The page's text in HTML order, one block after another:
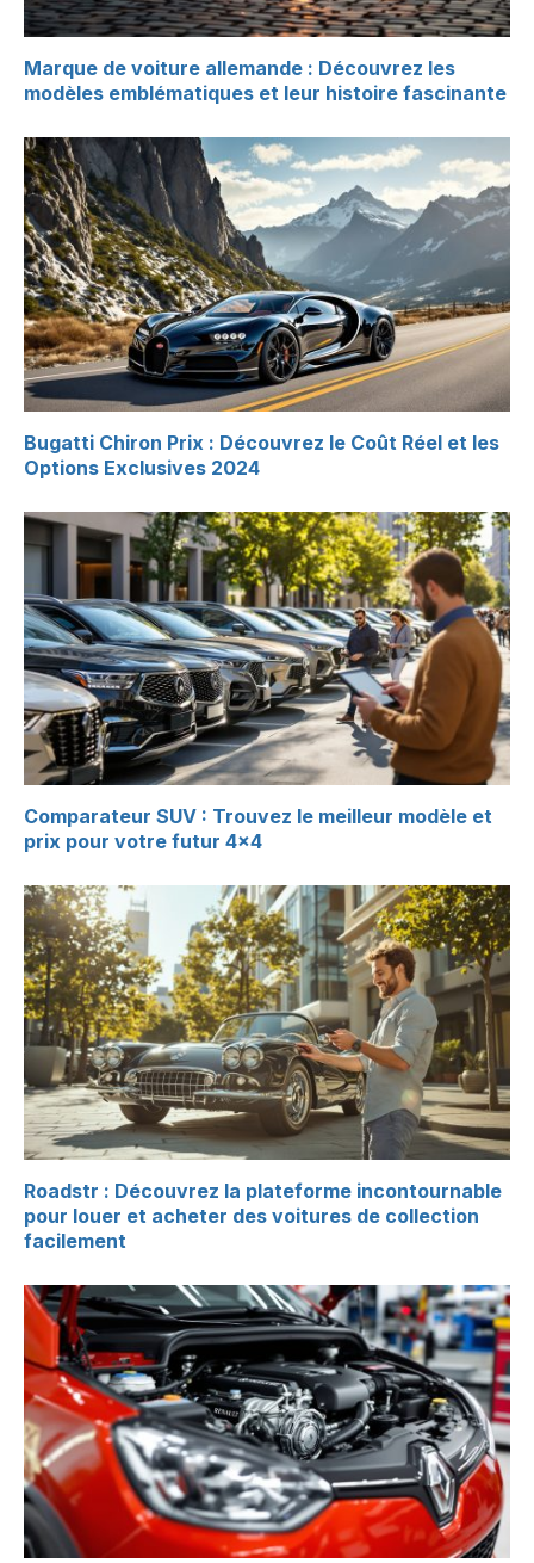
Marque de voiture allemande : Découvrez les
modèles emblématiques et leur histoire fascinante
Bugatti Chiron Prix : Découvrez le Coût Réel et les
Options Exclusives 2024
Comparateur SUV : Trouvez le meilleur modèle et
prix pour votre futur 4×4
Roadstr : Découvrez la plateforme incontournable
pour louer et acheter des voitures de collection
facilement